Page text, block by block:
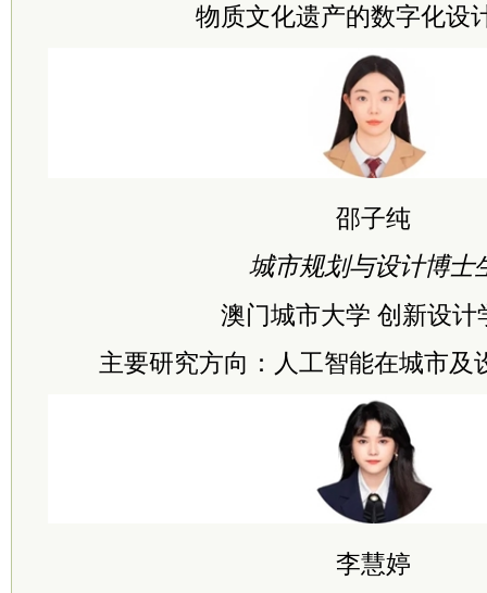
物质文化遗产的数字化设
邵子纯
城市规划与设计博士
澳门城市大学 创新设计
主要研究方向：人工智能在城市及
李慧婷